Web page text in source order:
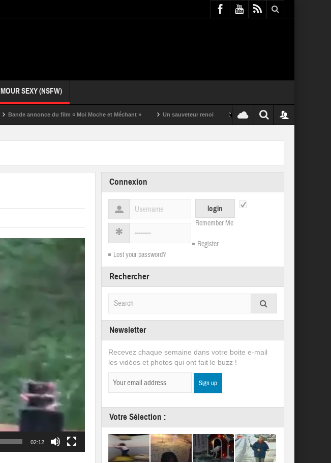
SEXY (NSFW)
du film « Moi Moche et Méchant » Un sauveteur renoi Un puching ball pas comme les autres
02:12
Connexion
Remember Me
Register
Lost your password?
Rechercher
Newsletter
Recevez chaque semaine dans votre boite e-mail
les vidéos et photos qui ont fait le buzz !
Votre Sélection :